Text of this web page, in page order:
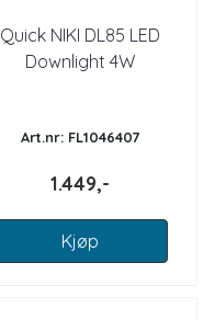
Quick NIKI DL85 LED
Downlight 4W
Art.nr: FL1046407
1.449,-
Kjøp